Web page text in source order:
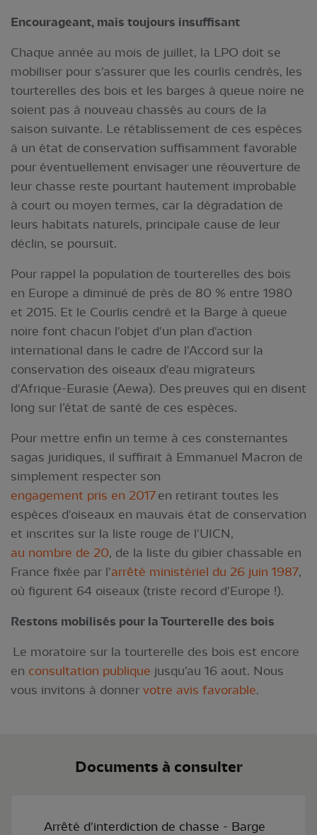
Encourageant, mais toujours insuffisant
Chaque année au mois de juillet, la LPO doit se
mobiliser pour s'assurer que les courlis cendrés, les
tourterelles des bois et les barges à queue noire ne
soient pas à nouveau chassés au cours de la
saison suivante. Le rétablissement de ces espèces
à un état de conservation suffisamment favorable
pour éventuellement envisager une réouverture de
leur chasse reste pourtant hautement improbable
à court ou moyen termes, car la dégradation de
leurs habitats naturels, principale cause de leur
déclin, se poursuit.
Pour rappel la population de tourterelles des bois
en Europe a diminué de près de 80 % entre 1980
et 2015. Et le Courlis cendré et la Barge à queue
noire font chacun l'objet d'un plan d'action
international dans le cadre de l'Accord sur la
conservation des oiseaux d'eau migrateurs
d'Afrique-Eurasie (Aewa). Des preuves qui en disent
long sur l’état de santé de ces espèces.
Pour mettre enfin un terme à ces consternantes
sagas juridiques, il suffirait à Emmanuel Macron de
simplement respecter son
engagement pris en 2017 en retirant toutes les
espèces d'oiseaux en mauvais état de conservation
et inscrites sur la liste rouge de l'UICN,
au nombre de 20, de la liste du gibier chassable en
France fixée par l'arrêté ministériel du 26 juin 1987,
où figurent 64 oiseaux (triste record d'Europe !).
Restons mobilisés pour la Tourterelle des bois
Le moratoire sur la tourterelle des bois est encore
en consultation publique jusqu’au 16 aout. Nous
vous invitons à donner votre avis favorable.
Documents à consulter
Arrêté d'interdiction de chasse - Barge